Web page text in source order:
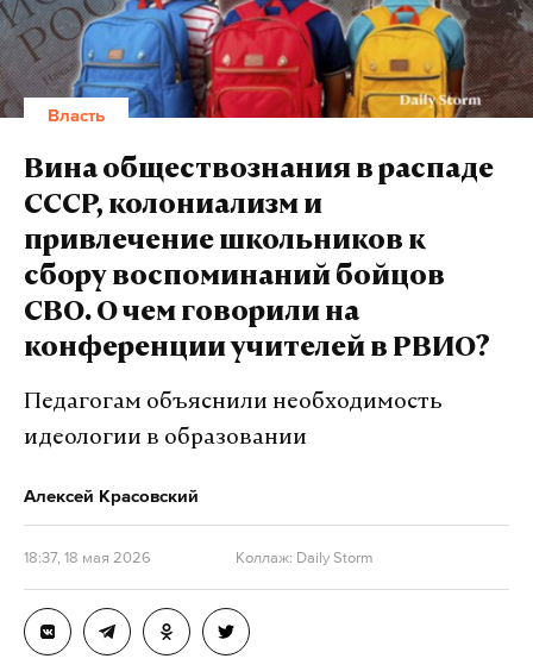
Власть
Вина обществознания в распаде
СССР, колониализм и
привлечение школьников к
сбору воспоминаний бойцов
СВО. О чем говорили на
конференции учителей в РВИО?
Педагогам объяснили необходимость
идеологии в образовании
Алексей Красовский
18:37, 18 мая 2026 Коллаж: Daily Storm